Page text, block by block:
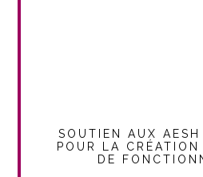
SOUTIEN AUX AESH
POUR LA CRÉATION
DE